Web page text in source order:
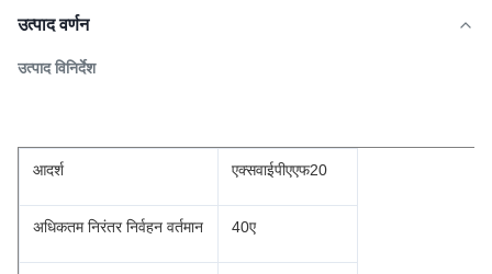
उत्पाद वर्णन
उत्पाद विनिर्देश
आदर्श एक्सवाईपीएएफ20
अधिकतम निरंतर निर्वहन वर्तमान 40ए